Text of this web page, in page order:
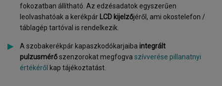
fokozatban állítható. Az edzésadatok egyszerűen
leolvashatóak a kerékpár LCD kijelzőjéről, ami okostelefon /
táblagép tartóval is rendelkezik.
A szobakerékpár kapaszkodókarjaiba integrált
pulzusmérőszenzorokat megfogva szívverése pillanatnyi
értékéről kap tájékoztatást.